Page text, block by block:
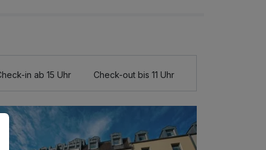
in ab 15 Uhr Check-out bis 11 Uhr